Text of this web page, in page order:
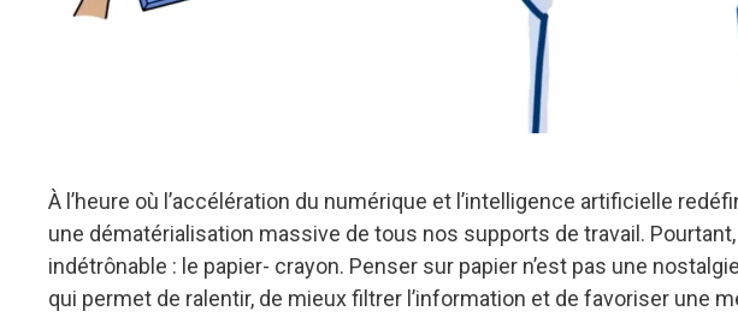
À l’heure où l’accélération du numérique et l’intelligence artificielle
une dématérialisation massive de tous nos supports de travail.
indétrônable : le papier- crayon. Penser sur papier n’est pas une
qui permet de ralentir, de mieux filtrer l’information et de favoriser une